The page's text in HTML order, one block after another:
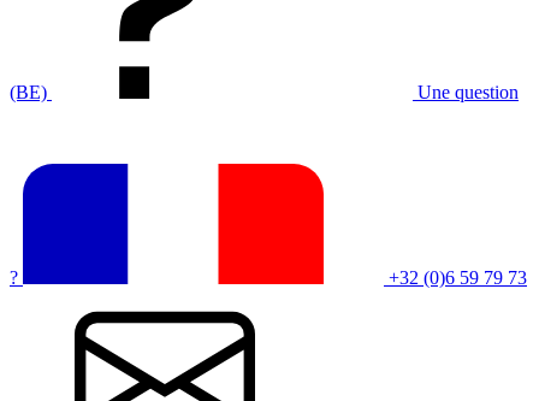
(BE) Une question
? +32 (0)6 59 79 73